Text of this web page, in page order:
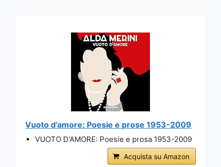
Vuoto d'amore: Poesie e prose 1953-2009
VUOTO D'AMORE: Poesie e prosa 1953-2009
Acquista su Amazon